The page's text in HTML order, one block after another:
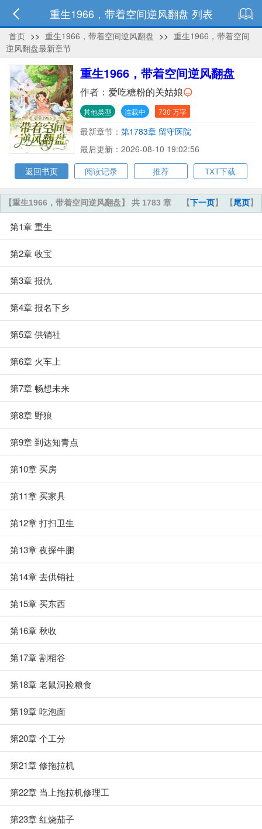
重生1966，带着空间逆风翻盘 列表
首页 >> 重生1966，带着空间逆风翻盘 >> 重生1966，带着空间
逆风翻盘最新章节
重生1966，带着空间逆风翻盘
作者： 爱吃糖粉的关姑娘
其他类型 连载中 730 万字
最新章节： 第1783章 留守医院
最后更新：2026-08-10 19:02:56
返回书页
阅读记录 推荐 TXT下载
【下一页】 【尾页】
【重生1966，带着空间逆风翻盘】 共 1783 章
第1章 重生
第2章 收宝
第3章 报仇
第4章 报名下乡
第5章 供销社
第6章 火车上
第7章 畅想未来
第8章 野狼
第9章 到达知青点
第10章 买房
第11章 买家具
第12章 打扫卫生
第13章 夜探牛鹏
第14章 去供销社
第15章 买东西
第16章 秋收
第17章 割稻谷
第18章 老鼠洞捡粮食
第19章 吃泡面
第20章 个工分
第21章 修拖拉机
第22章 当上拖拉机修理工
第23章 红烧茄子